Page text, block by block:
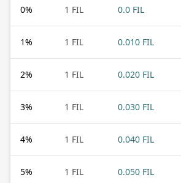
0% 1 FIL 0.0 FIL
1% 1 FIL 0.010 FIL
2% 1 FIL 0.020 FIL
3% 1 FIL 0.030 FIL
4% 1 FIL 0.040 FIL
5% 1 FIL 0.050 FIL